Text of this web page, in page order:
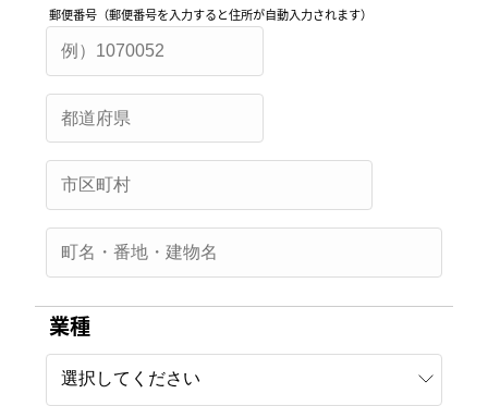
郵便番号（郵便番号を入力すると住所が自動入力されます）
業種